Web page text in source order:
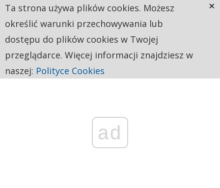
ad
Ta strona używa plików cookies. Możesz
określić warunki przechowywania lub
dostępu do plików cookies w Twojej
przeglądarce. Więcej informacji znajdziesz w
naszej: Polityce Cookies
×